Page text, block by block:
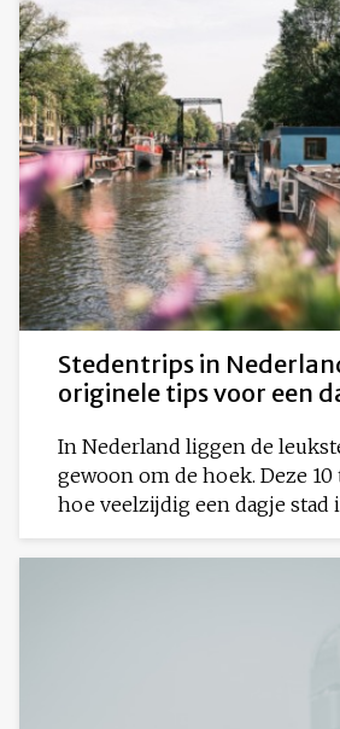
Stedentrips in
originele tips voor een
In Nederland liggen de
gewoon om de hoek. Deze
hoe veelzijdig een dagje stad